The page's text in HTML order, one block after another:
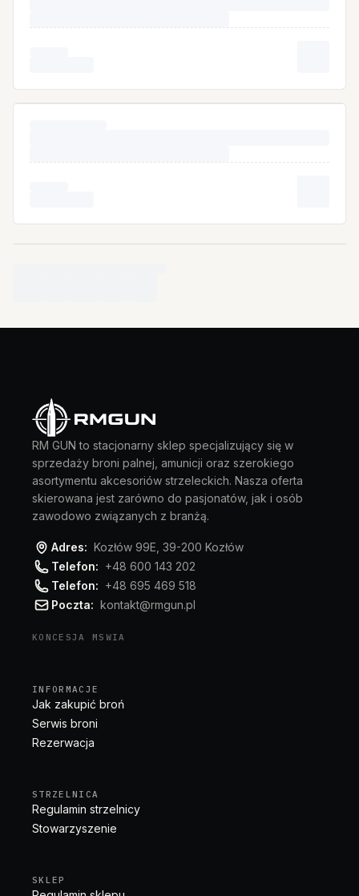
RM GUN to stacjonarny sklep specjalizujący się w
sprzedaży broni palnej, amunicji oraz szerokiego
asortymentu akcesoriów strzeleckich. Nasza oferta
skierowana jest zarówno do pasjonatów, jak i osób
zawodowo związanych z branżą.
Adres: Kozłów 99E, 39-200 Kozłów
Telefon: +48 600 143 202
Telefon: +48 695 469 518
Poczta: kontakt@rmgun.pl
KONCESJA MSWIA
INFORMACJE
Jak zakupić broń
Serwis broni
Rezerwacja
STRZELNICA
Regulamin strzelnicy
Stowarzyszenie
SKLEP